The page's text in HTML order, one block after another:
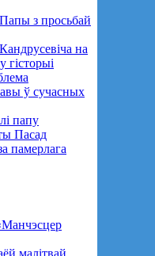
Папы з просьбай
на
гісторыі
ў сучасных
папу
Пасад
памерлага
малітвай